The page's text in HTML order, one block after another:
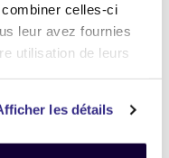
celles-ci
leur avez fournies
utilisation de leurs
les détails
appareils).
cliquez-ici